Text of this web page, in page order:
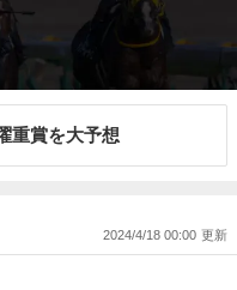
重賞を大予想
2024/4/18 00:00